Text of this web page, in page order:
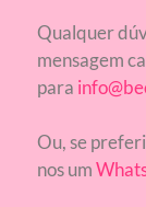
Qualquer
mensagem
para
Ou, se
nos um